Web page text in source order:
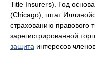
Title Insurers). Год
(Chicago), штат
страхованию правового
зарегистрированной
защита интересов